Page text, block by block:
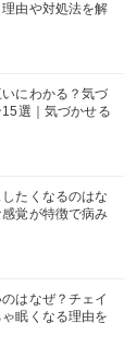
由や対処法を解
にわかる？気づ
選｜気づかせる
たくなるのはな
覚が特徴で病み
はなぜ？チェイ
眠くなる理由を